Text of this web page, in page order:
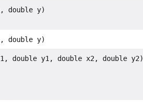
double y)
double y)
double y1, double x2, double y2)